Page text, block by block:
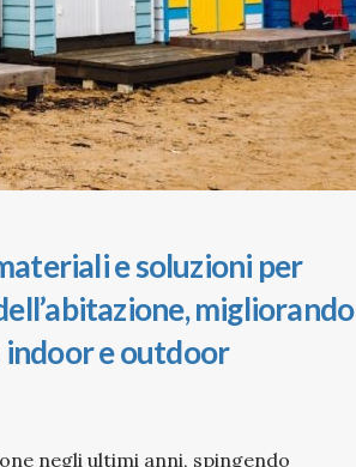
e soluzioni per
migliorando
e outdoor
negli ultimi anni, spingendo